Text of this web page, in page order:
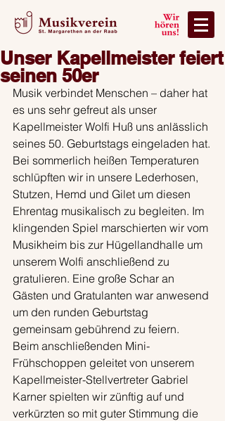
Unser Kapellmeister feiert
seinen 50er
Musik verbindet Menschen – daher hat
es uns sehr gefreut als unser
Kapellmeister Wolfi Huß uns anlässlich
seines 50. Geburtstags eingeladen hat.
Bei sommerlich heißen Temperaturen
schlüpften wir in unsere Lederhosen,
Stutzen, Hemd und Gilet um diesen
Ehrentag musikalisch zu begleiten. Im
klingenden Spiel marschierten wir vom
Musikheim bis zur Hügellandhalle um
unserem Wolfi anschließend zu
gratulieren. Eine große Schar an
Gästen und Gratulanten war anwesend
um den runden Geburtstag
gemeinsam gebührend zu feiern.
Beim anschließenden Mini-
Frühschoppen geleitet von unserem
Kapellmeister-Stellvertreter Gabriel
Karner spielten wir zünftig auf und
verkürzten so mit guter Stimmung die